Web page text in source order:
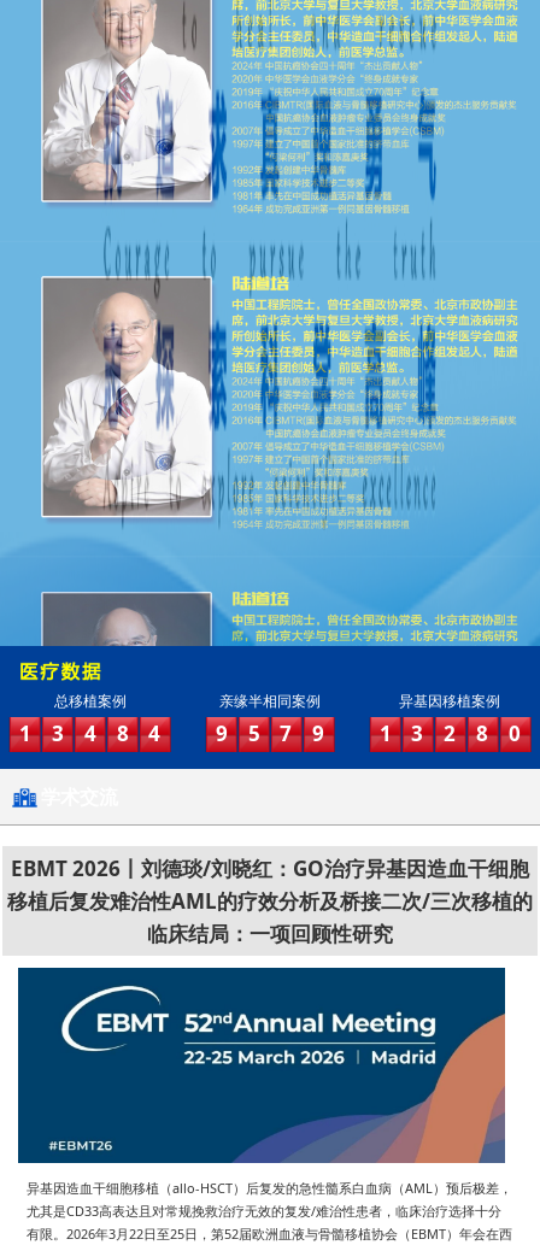
总移植案例
1 3 4 8 4
亲缘半相同案例
9 5 7 9
异基因移植案例
1 3 2 8 0
EBMT 2026丨刘德琰/刘晓红：GO治疗异基因造血干细胞
移植后复发难治性AML的疗效分析及桥接二次/三次移植的
临床结局：一项回顾性研究
异基因造血干细胞移植（allo-HSCT）后复发的急性髓系白血病（AML）预后极差，
尤其是CD33高表达且对常规挽救治疗无效的复发/难治性患者，临床治疗选择十分
有限。2026年3月22日至25日，第52届欧洲血液与骨髓移植协会（EBMT）年会在西